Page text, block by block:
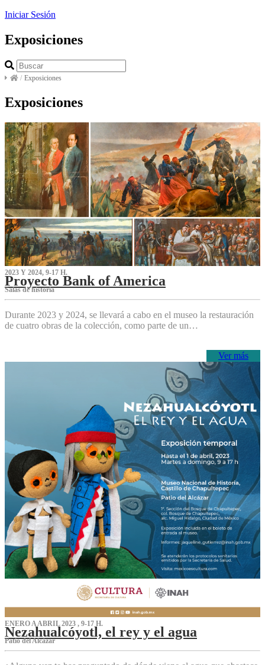
Iniciar Sesión
Exposiciones
/ Exposiciones
Exposiciones
2023 Y 2024, 9-17 H.
Proyecto Bank of America
S‌alas de historia
Durante 2023 y 2024, se llevará a cabo en el museo la restauración
de cuatro obras de la colección, como parte de un…
Ver más
ENERO A ABRIL 2023 , 9-17 H.
Nezahualcóyotl, el rey y el agua
Patio del Alcázar